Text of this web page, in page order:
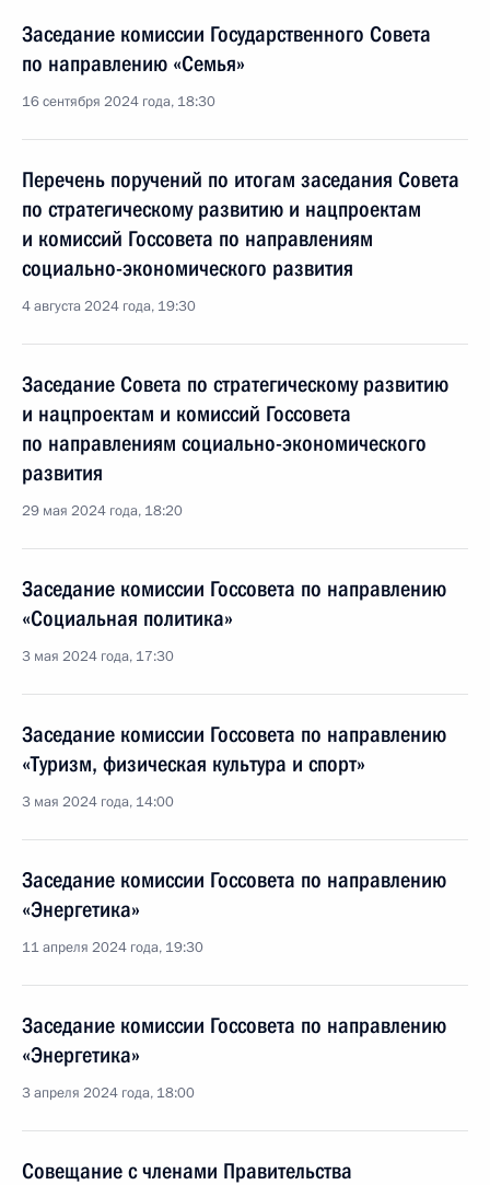
Заседание комиссии Государственного Совета
по направлению «Семья»
16 сентября 2024 года, 18:30
Перечень поручений по итогам заседания Совета
по стратегическому развитию и нацпроектам
и комиссий Госсовета по направлениям
социально-экономического развития
4 августа 2024 года, 19:30
Заседание Совета по стратегическому развитию
и нацпроектам и комиссий Госсовета
по направлениям социально-экономического
развития
29 мая 2024 года, 18:20
Заседание комиссии Госсовета по направлению
«Социальная политика»
3 мая 2024 года, 17:30
Заседание комиссии Госсовета по направлению
«Туризм, физическая культура и спорт»
3 мая 2024 года, 14:00
Заседание комиссии Госсовета по направлению
«Энергетика»
11 апреля 2024 года, 19:30
Заседание комиссии Госсовета по направлению
«Энергетика»
3 апреля 2024 года, 18:00
Совещание с членами Правительства